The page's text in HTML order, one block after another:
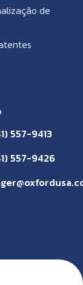
de
557-9413
557-9426